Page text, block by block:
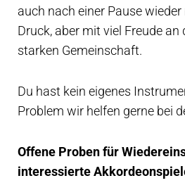
auch nach einer Pause
Druck, aber mit viel Freude
starken Gemeinschaft.
Du hast kein eigenes
Problem wir helfen gerne bei
Offene Proben für
interessierte